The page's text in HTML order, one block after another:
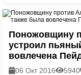
Поножовщину
устроил
вовлечена
06 Окт 2016 5940